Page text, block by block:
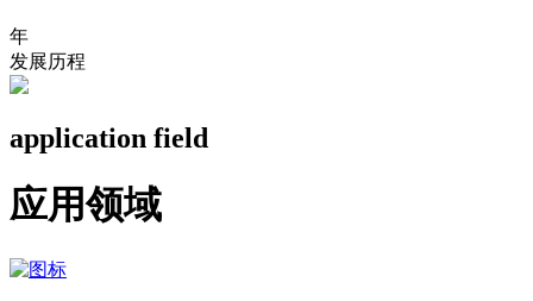
年
发展历程
application field
应用领域